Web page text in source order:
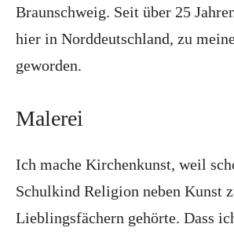
Braunschweig. Seit über 25
hier in Norddeutschland, zu
geworden.
Malerei
Ich mache Kirchenkunst, weil
Schulkind Religion neben Kunst
Lieblingsfächern gehörte. Dass